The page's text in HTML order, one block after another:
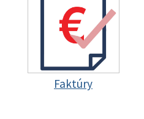
Faktúry